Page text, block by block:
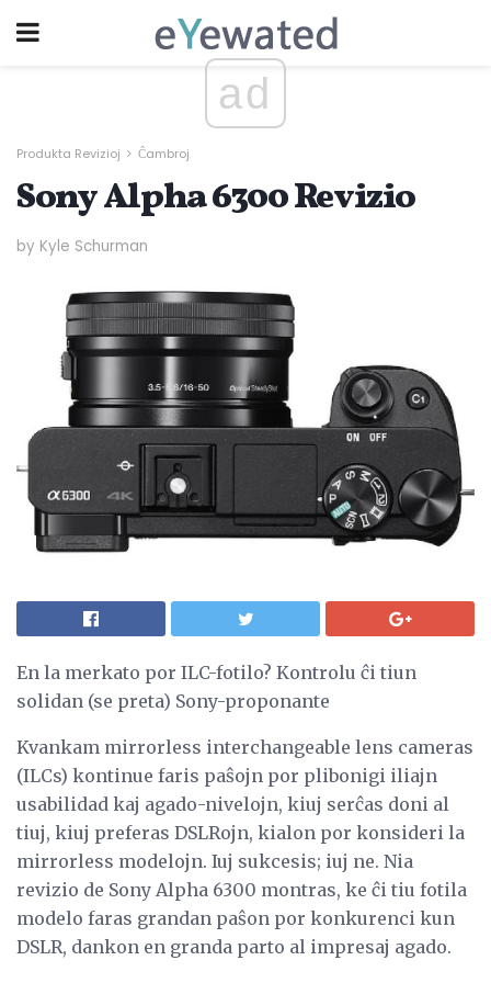
ad
Produkta Revizioj Ĉambroj
Sony Alpha 6300 Revizio
by Kyle Schurman
En la merkato por ILC-fotilo? Kontrolu ĉi tiun
solidan (se preta) Sony-proponante
Kvankam mirrorless interchangeable lens cameras
(ILCs) kontinue faris paŝojn por plibonigi iliajn
usabilidad kaj agado-nivelojn, kiuj serĉas doni al
tiuj, kiuj preferas DSLRojn, kialon por konsideri la
mirrorless modelojn. Iuj sukcesis; iuj ne. Nia
revizio de Sony Alpha 6300 montras, ke ĉi tiu fotila
modelo faras grandan paŝon por konkurenci kun
DSLR, dankon en granda parto al impresaj agado.